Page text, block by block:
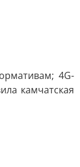
4G-
камчатская